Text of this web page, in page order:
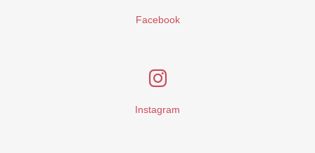
Facebook
Instagram